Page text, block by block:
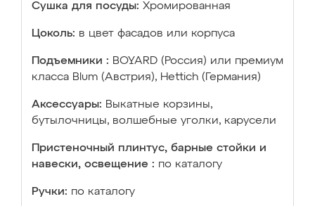
Сушка для посуды: Хромированная
Цоколь: в цвет фасадов или корпуса
Подъемники : BOYARD (Россия) или премиум
класса Blum (Австрия), Hettich (Германия)
Аксессуары: Выкатные корзины,
бутылочницы, волшебные уголки, карусели
Пристеночный плинтус, барные стойки и
навески, освещение : по каталогу
Ручки: по каталогу